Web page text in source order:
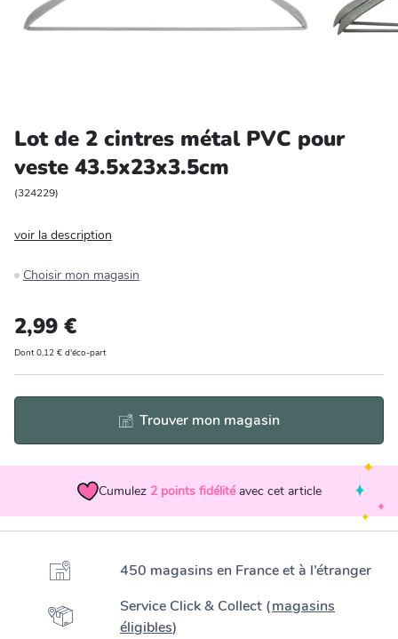
Salle de bain et beauté
Animalerie
Lot de 2 cintres métal PVC pour
veste 43.5x23x3.5cm
(324229)
voir la description
Choisir mon magasin
2,99 €
Dont 0,12 € d'éco-part
Trouver mon magasin
Cumulez 2 points fidélité avec cet article
450 magasins en France et à l’étranger
Service Click & Collect (magasins
éligibles)